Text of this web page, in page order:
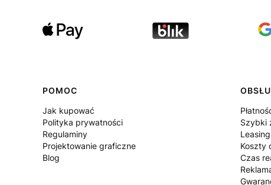
POMOC
Jak kupować
Polityka prywatności
Regulaminy
Projektowanie graficzne
Blog
Szybki
Leasing
Koszty
Czas